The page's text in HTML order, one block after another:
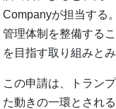
Companyが担当する
管理体制を整備する
を目指す取り組みとみ
この申請は、トラン
た動きの一環とされ